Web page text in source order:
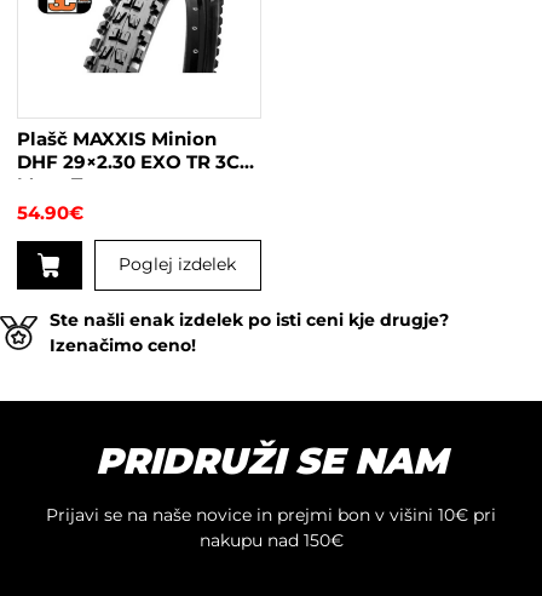
Možnosti
izberete
strani
izdelka
Plašč MAXXIS Minion
DHF 29×2.30 EXO TR 3C
Maxx Terra
54.90€
Poglej izdelek
Ste našli enak izdelek po isti ceni kje drugje?
Izenačimo ceno!
PRIDRUŽI SE NAM
Prijavi se na naše novice in prejmi bon v višini 10€ pri
nakupu nad 150€